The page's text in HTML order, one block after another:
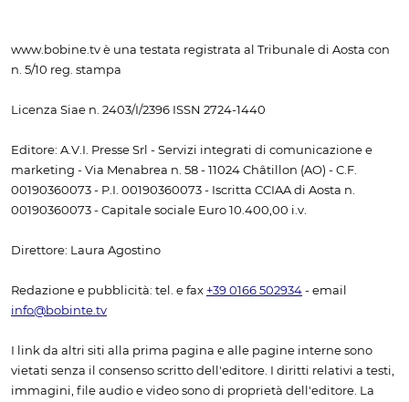
www.bobine.tv è una testata registrata al Tribunale di Aosta con
n. 5/10 reg. stampa
Licenza Siae n. 2403/I/2396 ISSN 2724-1440
Editore: A.V.I. Presse Srl - Servizi integrati di comunicazione e
marketing - Via Menabrea n. 58 - 11024 Châtillon (AO) - C.F.
00190360073 - P.I. 00190360073 - Iscritta CCIAA di Aosta n.
00190360073 - Capitale sociale Euro 10.400,00 i.v.
Direttore: Laura Agostino
Redazione e pubblicità: tel. e fax +39 0166 502934 - email
info@bobinte.tv
I link da altri siti alla prima pagina e alle pagine interne sono
vietati senza il consenso scritto dell'editore. I diritti relativi a testi,
immagini, file audio e video sono di proprietà dell'editore. La